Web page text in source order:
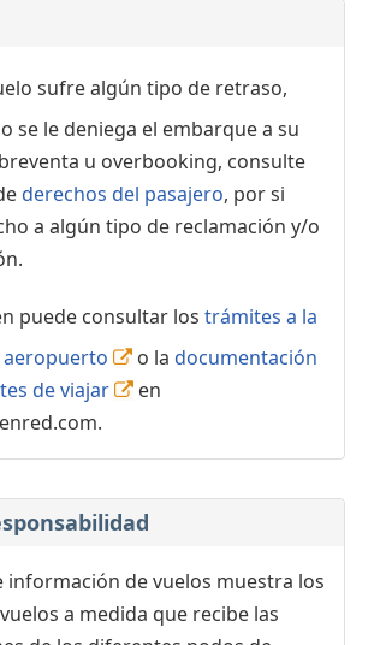
sufre algún tipo de retraso,
se le deniega el embarque a su
u overbooking, consulte
derechos del pasajero, por si
a algún tipo de reclamación y/o
puede consultar los trámites a la
aeropuerto
o la documentación
de viajar
en
información de vuelos muestra los
a medida que recibe las